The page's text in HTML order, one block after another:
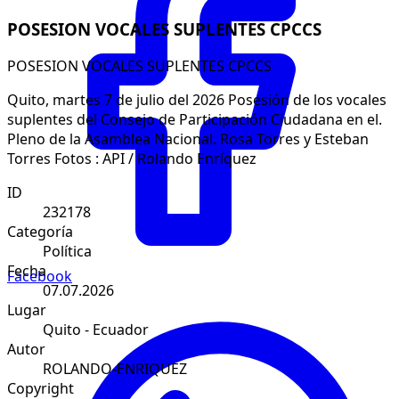
Facebook
POSESION VOCALES SUPLENTES CPCCS
POSESION VOCALES SUPLENTES CPCCS
Quito, martes 7 de julio del 2026 Posesión de los vocales
suplentes del Consejo de Participación Ciudadana en el.
Pleno de la Asamblea Nacional. Rosa Torres y Esteban
Torres Fotos : API / Rolando Enríquez
ID
232178
Categoría
Política
Fecha
07.07.2026
Lugar
Quito - Ecuador
Autor
ROLANDO-ENRIQUEZ
Copyright